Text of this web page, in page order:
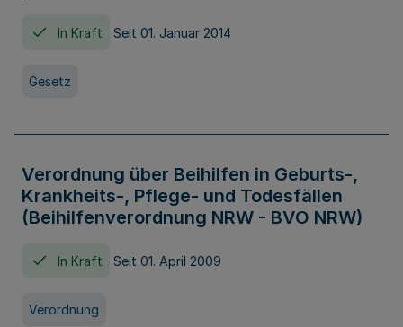
In Kraft Seit 01. Januar 2014
Gesetz
Verordnung über Beihilfen in Geburts-,
Krankheits-, Pflege- und Todesfällen
(Beihilfenverordnung NRW - BVO NRW)
In Kraft Seit 01. April 2009
Verordnung